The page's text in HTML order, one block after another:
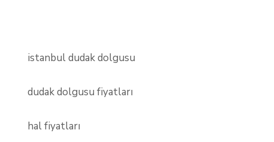
istanbul dudak dolgusu
dudak dolgusu fiyatları
hal fiyatları